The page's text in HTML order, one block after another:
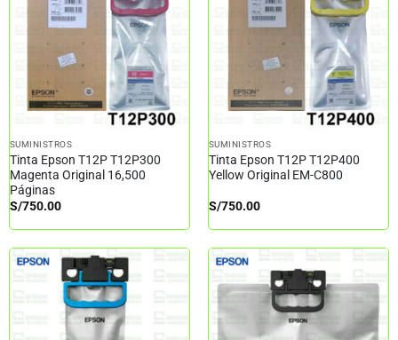
SUMINISTROS
Tinta Epson T12P T12P300
Magenta Original 16,500
Páginas
S/750.00
SUMINISTROS
Tinta Epson T12P T12P400
Yellow Original EM-C800
S/750.00